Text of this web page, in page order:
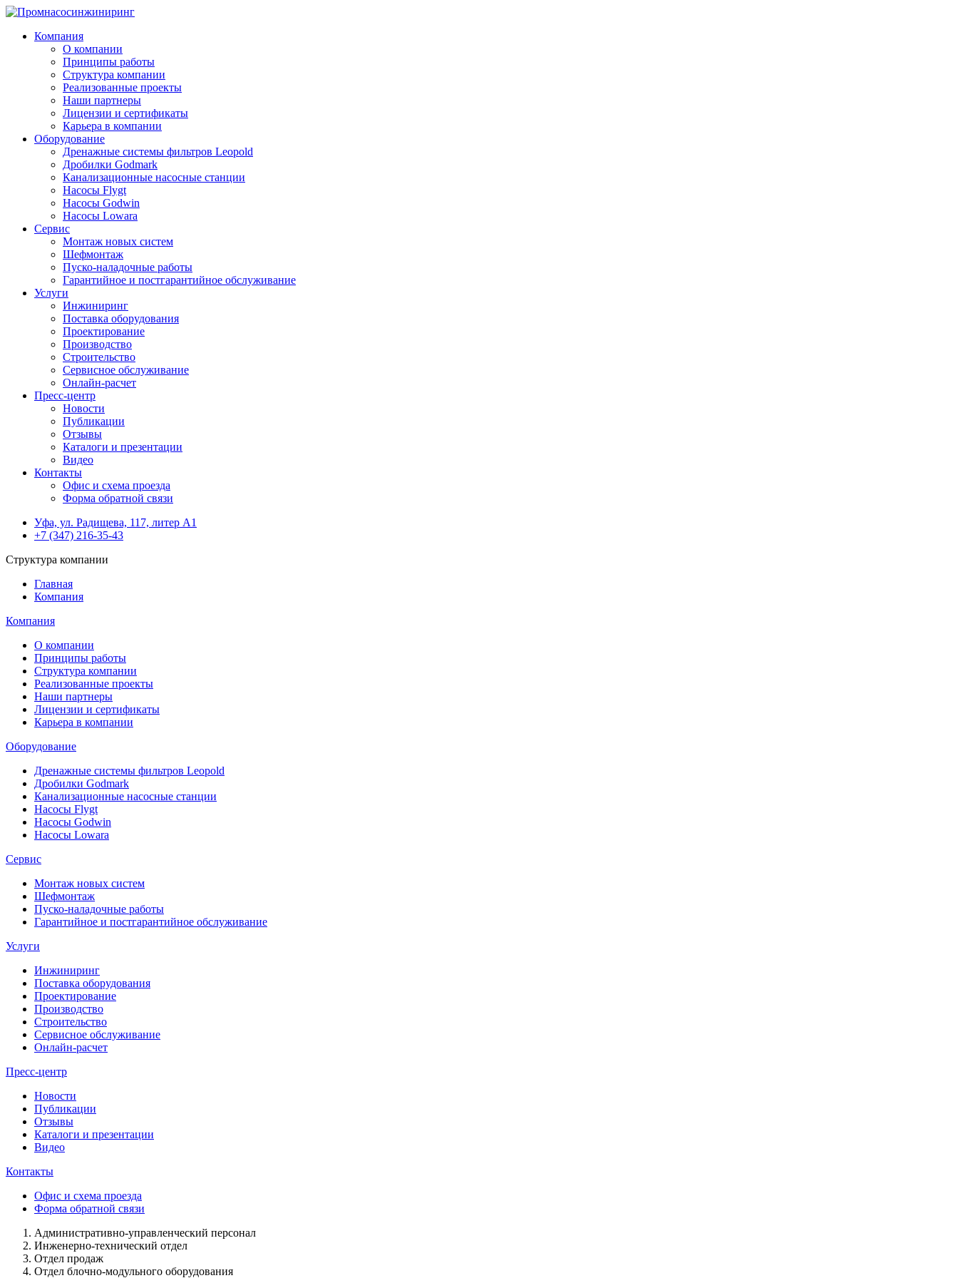
Компания
О компании
Принципы работы
Структура компании
Реализованные проекты
Наши партнеры
Лицензии и сертификаты
Карьера в компании
Оборудование
Дренажные системы фильтров Leopold
Дробилки Godmark
Канализационные насосные станции
Насосы Flygt
Насосы Godwin
Насосы Lowara
Сервис
Монтаж новых систем
Шефмонтаж
Пуско-наладочные работы
Гарантийное и постгарантийное обслуживание
Услуги
Инжиниринг
Поставка оборудования
Проектирование
Производство
Строительство
Сервисное обслуживание
Онлайн-расчет
Пресс-центр
Новости
Публикации
Отзывы
Каталоги и презентации
Видео
Контакты
Офис и схема проезда
Форма обратной связи
Уфа, ул. Радищева, 117, литер А1
+7 (347) 216-35-43
Структура компании
Главная
Компания
Компания
О компании
Принципы работы
Структура компании
Реализованные проекты
Наши партнеры
Лицензии и сертификаты
Карьера в компании
Оборудование
Дренажные системы фильтров Leopold
Дробилки Godmark
Канализационные насосные станции
Насосы Flygt
Насосы Godwin
Насосы Lowara
Сервис
Монтаж новых систем
Шефмонтаж
Пуско-наладочные работы
Гарантийное и постгарантийное обслуживание
Услуги
Инжиниринг
Поставка оборудования
Проектирование
Производство
Строительство
Сервисное обслуживание
Онлайн-расчет
Пресс-центр
Новости
Публикации
Отзывы
Каталоги и презентации
Видео
Контакты
Офис и схема проезда
Форма обратной связи
Административно-управленческий персонал
Инженерно-технический отдел
Отдел продаж
Отдел блочно-модульного оборудования